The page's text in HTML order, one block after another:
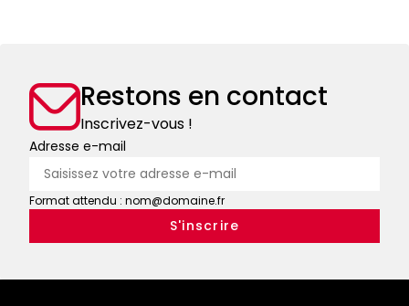
Restons en contact
Inscrivez-vous !
Adresse e-mail
Format attendu : nom@domaine.fr